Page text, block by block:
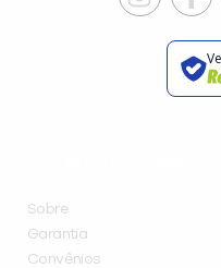
Sobre
Garantia
Convênios